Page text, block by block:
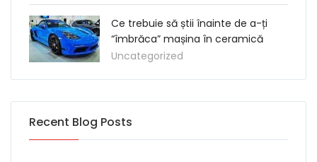
Ce trebuie să știi înainte de a-ți
“îmbrăca” mașina în ceramică
Uncategorized
Recent Blog Posts